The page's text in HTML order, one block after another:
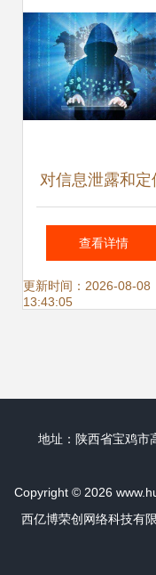
对信息泄露和定
跟踪说‘再见’ TD
Tech F4智防手机
查看详情
更新时间：2026-08-08
13:43:05
地址：陕西省宝鸡市
Copyright © 2026
西亿博荣创网络科技有